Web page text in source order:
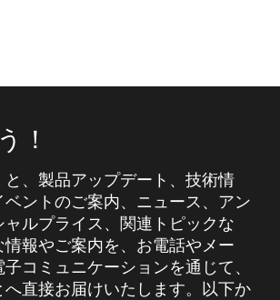
！
と、製品アップデート、技術情
ントのご案内、ニュース、アン
ルプライス、関連トピックな
情報やご案内を、お電話やメー
コミュニケーションを通じて、
へ直接お届けいたします。以下か